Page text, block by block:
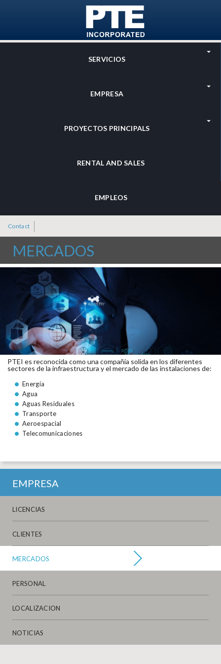
SERVICIOS
EMPRESA
PROYECTOS PRINCIPALS
RENTAL AND SALES
EMPLEOS
Contact
Search
MERCADOS
PTEI es reconocida como una compañía solida en los diferentes
sectores de la infraestructura y el mercado de las instalaciones de:
Energía
Agua
Aguas Residuales
Transporte
Aeroespacial
Telecomunicaciones
EMPRESA
LICENCIAS
CLIENTES
MERCADOS
PERSONAL
LOCALIZACION
NOTICIAS